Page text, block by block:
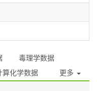
毒理学数据
算化学数据 更多